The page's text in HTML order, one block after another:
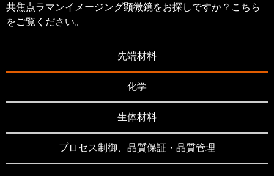
共焦点ラマンイメージング顕微鏡をお探しですか？ こちら
をご覧ください。
先端材料
化学
生体材料
プロセス制御、品質保証・品質管理